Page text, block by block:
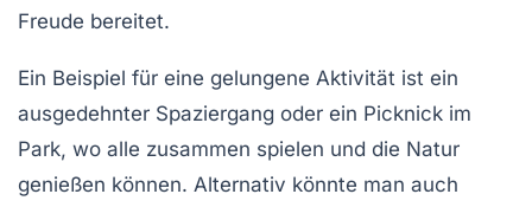
Freude bereitet.
Ein Beispiel für eine gelungene Aktivität ist ein
ausgedehnter Spaziergang oder ein Picknick im
Park, wo alle zusammen spielen und die Natur
genießen können. Alternativ könnte man auch